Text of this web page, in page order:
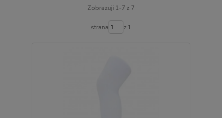
Zobrazuji 1-7 z 7
strana z 1